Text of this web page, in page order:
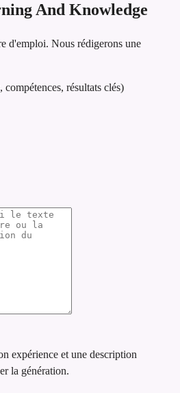
And Knowledge
d'emploi. Nous rédigerons une
résultats clés)
expérience et une description
la génération.